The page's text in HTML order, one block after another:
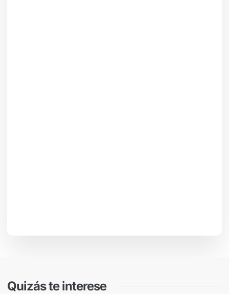
Quizás te interese